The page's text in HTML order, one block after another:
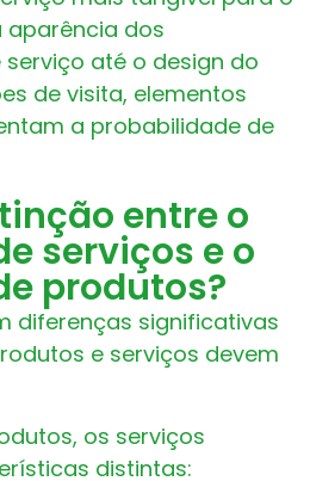
aparência dos
até o design do
de visita, elementos
a probabilidade de
entre o
serviços e o
produtos?
diferenças significativas
e serviços devem
os serviços
distintas: